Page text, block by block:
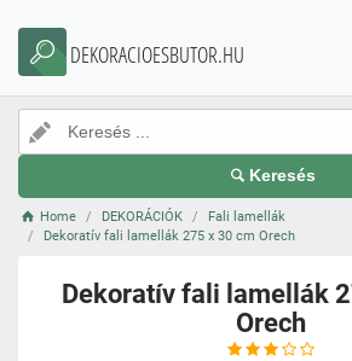
DEKORACIOESBUTOR.HU
Keresés
Home DEKORÁCIÓK
Fali lamellák
Dekoratív fali lamellák 275 x 30 cm Orech
Dekoratív fali lamellák
Orech